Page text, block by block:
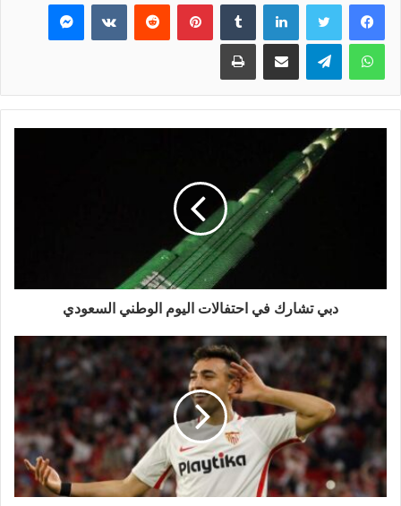
فيسبوك تويتر لينكدإن بينتيريست ماسنجر
واتساب تيلقرام مشاركة عبر البريد طباعة
دبي تشارك في احتفالات اليوم الوطني السعودي